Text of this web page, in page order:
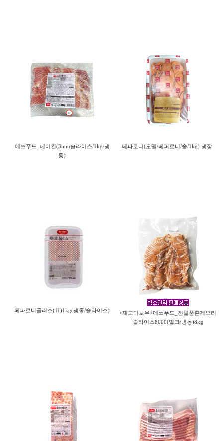
에쓰푸드_베이컨(3mm슬라이스/1kg/냉
동)
페파로니(오뗄/페퍼로니/슬/1kg) 냉장
페파로니플러스(ⅱ)1kg(냉동/슬라이스)
<재고미보유>에쓰푸드_진일품훈제오리
슬라이스8000(벌크/냉동)8kg